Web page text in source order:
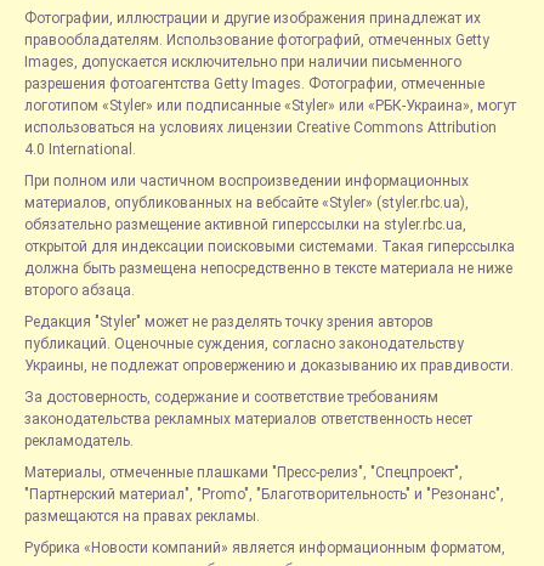
Фотографии, иллюстрации и другие изображения принадлежат их
правообладателям. Использование фотографий, отмеченных Getty
Images, допускается исключительно при наличии письменного
разрешения фотоагентства Getty Images. Фотографии, отмеченные
логотипом «Styler» или подписанные «Styler» или «РБК-Украина», могут
использоваться на условиях лицензии Creative Commons Attribution
4.0 International.
При полном или частичном воспроизведении информационных
материалов, опубликованных на вебсайте «Styler» (styler.rbc.ua),
обязательно размещение активной гиперссылки на styler.rbc.ua,
открытой для индексации поисковыми системами. Такая гиперссылка
должна быть размещена непосредственно в тексте материала не ниже
второго абзаца.
Редакция "Styler" может не разделять точку зрения авторов
публикаций. Оценочные суждения, согласно законодательству
Украины, не подлежат опровержению и доказыванию их правдивости.
За достоверность, содержание и соответствие требованиям
законодательства рекламных материалов ответственность несет
рекламодатель.
Материалы, отмеченные плашками "Пресс-релиз", "Спецпроект",
"Партнерский материал", "Promo", "Благотворительность" и "Резонанс",
размещаются на правах рекламы.
Рубрика «Новости компаний» является информационным форматом,